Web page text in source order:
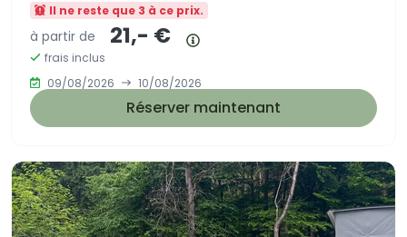
Il ne reste que 3 à ce prix.
à partir de 21,- €
frais inclus
09/08/2026
10/08/2026
Réserver maintenant